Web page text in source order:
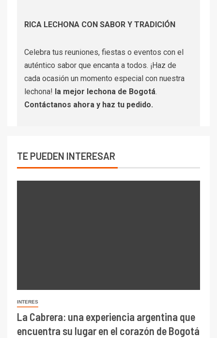
RICA LECHONA CON SABOR Y TRADICIÓN
Celebra tus reuniones, fiestas o eventos con el
auténtico sabor que encanta a todos. ¡Haz de
cada ocasión un momento especial con nuestra
lechona! la mejor lechona de Bogotá.
Contáctanos ahora y haz tu pedido.
TE PUEDEN INTERESAR
INTERES
La Cabrera: una experiencia argentina que
encuentra su lugar en el corazón de Bogotá